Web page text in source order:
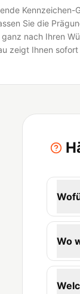
Kennzeichen-
Sie die
nach Ihren
zeigt Ihnen
Wo